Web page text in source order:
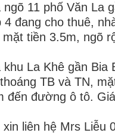
ngõ 11 phố Văn La
4 đang cho thuê,
tiền 3.5m, ngõ
khu La Khê gần Bia
TB và TN,
đến đường ô tô.
liên hệ Mrs Liễu